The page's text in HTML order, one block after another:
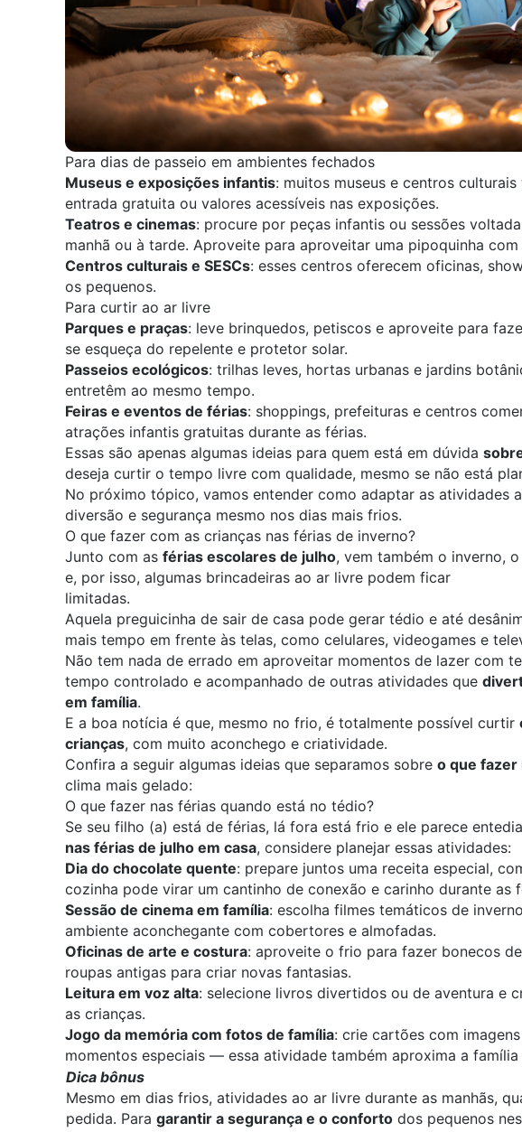
Para dias de passeio em ambientes fechados
Museus e exposições infantis: muitos museus e centros culturais
entrada gratuita ou valores acessíveis nas exposições.
Teatros e cinemas: procure por peças infantis ou sessões
manhã ou à tarde. Aproveite para aproveitar uma pipoquinha
Centros culturais e SESCs: esses centros oferecem oficinas,
os pequenos.
Para curtir ao ar livre
Parques e praças: leve brinquedos, petiscos e aproveite para
se esqueça do repelente e protetor solar.
Passeios ecológicos: trilhas leves, hortas urbanas e jardins
entretêm ao mesmo tempo.
Feiras e eventos de férias: shoppings, prefeituras e centros
atrações infantis gratuitas durante as férias.
Essas são apenas algumas ideias para quem está em dúvida
deseja curtir o tempo livre com qualidade, mesmo se não está
No próximo tópico, vamos entender como adaptar as atividades
diversão e segurança mesmo nos dias mais frios.
O que fazer com as crianças nas férias de inverno?
Junto com as férias escolares de julho, vem também o inverno,
e, por isso, algumas brincadeiras ao ar livre podem ficar
Aquela preguicinha de sair de casa pode gerar tédio e até
mais tempo em frente às telas, como celulares, videogames e
Não tem nada de errado em aproveitar momentos de lazer com
tempo controlado e acompanhado de outras atividades que
em família.
E a boa notícia é que, mesmo no frio, é totalmente possível curtir
crianças, com muito aconchego e criatividade.
Confira a seguir algumas ideias que separamos sobre o que fazer
clima mais gelado:
O que fazer nas férias quando está no tédio?
Se seu filho (a) está de férias, lá fora está frio e ele parece
nas férias de julho em casa, considere planejar essas atividades:
Dia do chocolate quente: prepare juntos uma receita especial,
cozinha pode virar um cantinho de conexão e carinho durante as
Sessão de cinema em família: escolha filmes temáticos de
ambiente aconchegante com cobertores e almofadas.
Oficinas de arte e costura: aproveite o frio para fazer bonecos
roupas antigas para criar novas fantasias.
Leitura em voz alta: selecione livros divertidos ou de aventura e
as crianças.
Jogo da memória com fotos de família: crie cartões com
momentos especiais — essa atividade também aproxima a
Dica bônus
Mesmo em dias frios, atividades ao ar livre durante as manhãs,
pedida. Para garantir a segurança e o conforto dos pequenos